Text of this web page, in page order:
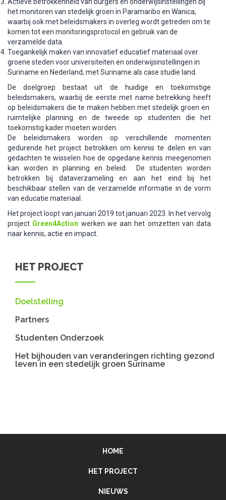
het monitoren van stedelijk groen in Paramaribo en Wanica,
waarbij ook met beleidsmakers in overleg wordt getreden om te
komen tot een monitoringsprotocol en gebruik van de
verzamelde data.
Toegankelijk maken van innovatief educatief materiaal over
groene steden voor universiteiten en onderwijsinstellingen in
Suriname en Nederland, met Suriname als case studie land.
De doelgroep bestaat uit de huidige en toekomstige
beleidsmakers, waarbij de eerste met name betrekking heeft
op beleidsmakers die te maken hebben met stedelijk groen en
ruimtelijke planning en de tweede op studenten die het
toekomstig kader moeten worden.
De beleidsmakers worden op verschillende momenten
gedurende het project betrokken om kennis te delen en van
gedachten te wisselen hoe de opgedane kennis meegenomen
kan worden in planning en beleid. De studenten worden
betrokken bij dataverzameling en aan het eind bij het
beschikbaar stellen van de verzamelde informatie in de vorm
van educatie materiaal.
Het project loopt van januari 2019 tot januari 2023. In het vervolg
project Green4Action werken we aan het omzetten van data
naar kennis, actie en impact.
HET PROJECT
Doelstelling
Partners
Studenten Onderzoek
Het bijhouden van veranderingen richting gezond
leven in een stedelijk groen Suriname
HOME
HET PROJECT
NIEUWS